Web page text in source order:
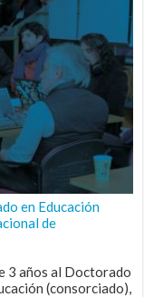
en Educación
de
3 años al Doctorado
(consorciado),